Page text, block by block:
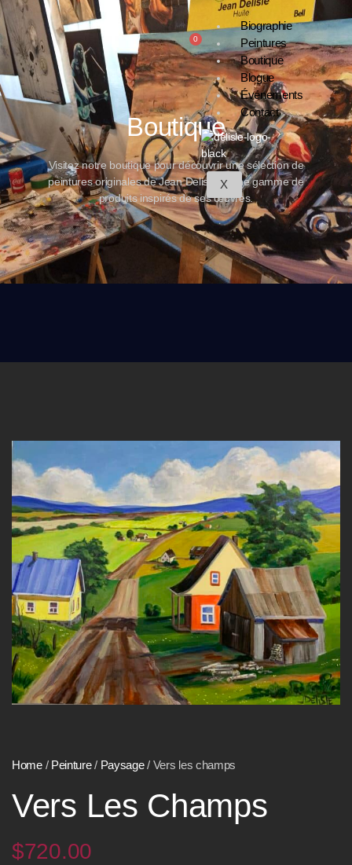
0
Biographie
Peintures
Boutique
Blogue
Événements
Contact
X
Boutique
Visitez notre boutique pour découvrir une sélection de
peintures originales de Jean Delisle et une gamme de
produits inspirés de ses œuvres.
Home/ Peinture/ Paysage/ Vers les champs
Vers Les Champs
$720.00